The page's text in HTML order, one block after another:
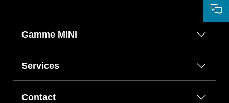
Gamme MINI
Services
Contact